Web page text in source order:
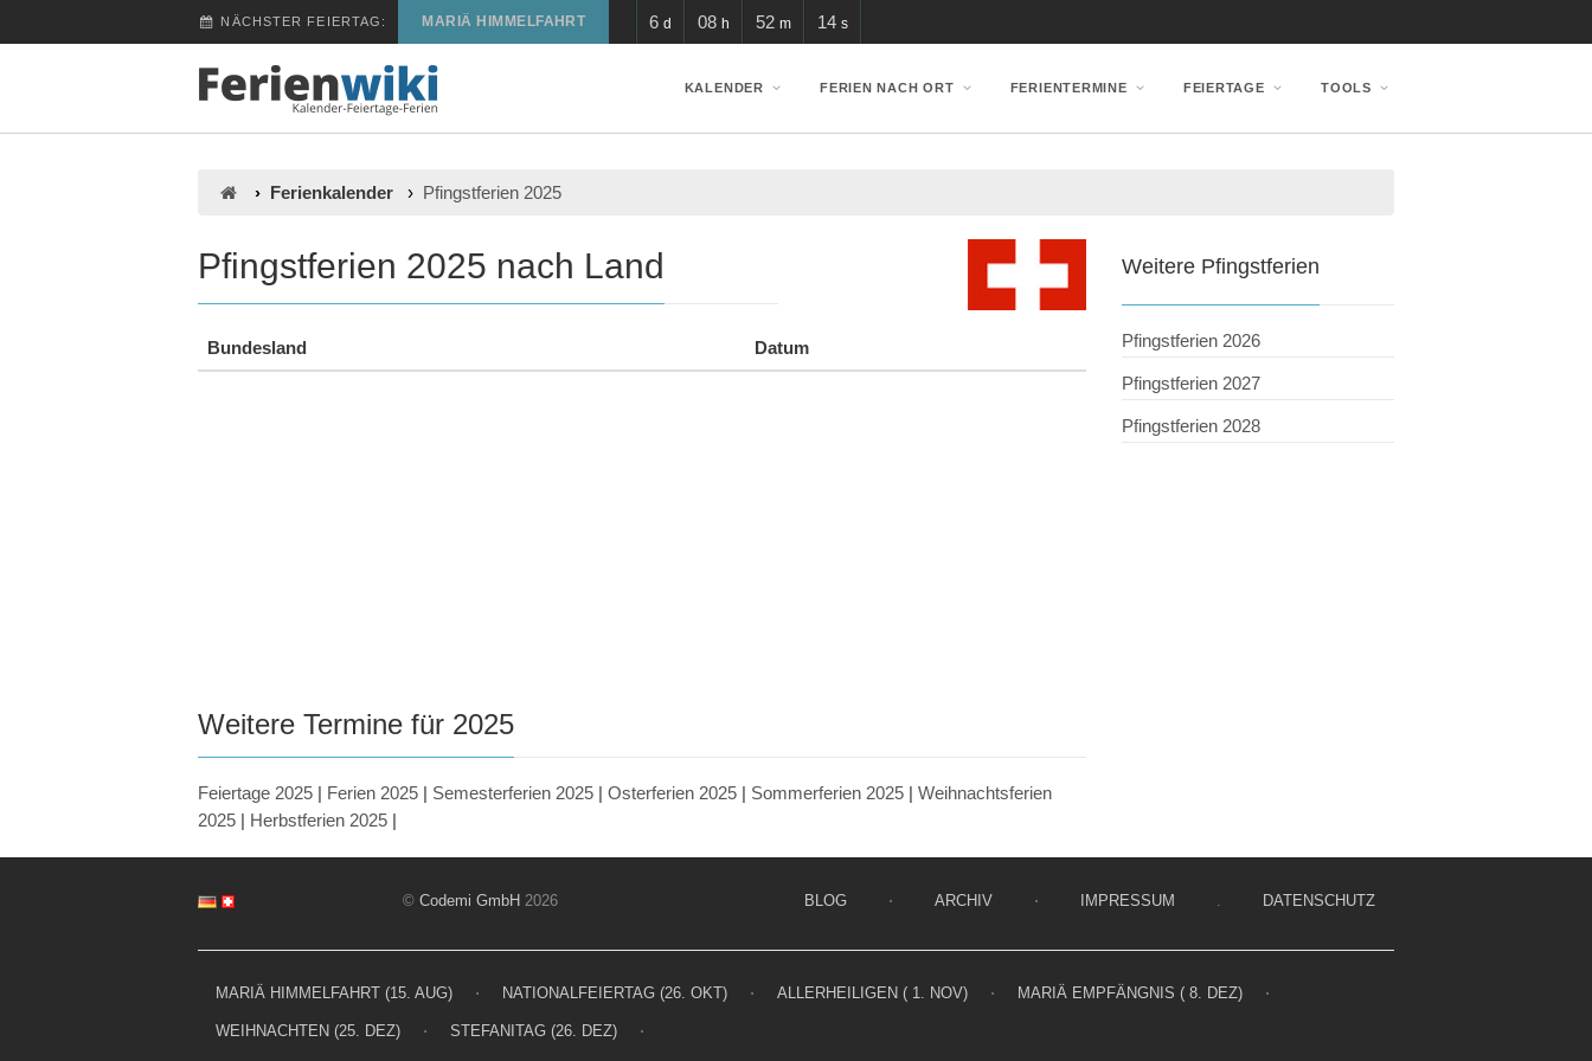
NÄCHSTER FEIERTAG: MARIÄ HIMMELFAHRT 6 d 08 h 52 m 14 s
KALENDER FERIEN NACH ORT FERIENTERMINE FEIERTAGE TOOLS
Ferienkalender Pfingstferien 2025
Pfingstferien 2025 nach Land
Bundesland Datum
Weitere Termine für 2025
Feiertage 2025 | Ferien 2025 | Semesterferien 2025 | Osterferien 2025 | Sommerferien 2025 | Weihnachtsferien
2025 | Herbstferien 2025 |
Weitere Pfingstferien
Pfingstferien 2026
Pfingstferien 2027
Pfingstferien 2028
©Codemi GmbH 2026 BLOG ⋅ ARCHIV ⋅ IMPRESSUM . DATENSCHUTZ
MARIÄ HIMMELFAHRT (15. AUG) ⋅ NATIONALFEIERTAG (26. OKT) ⋅ ALLERHEILIGEN ( 1. NOV) ⋅ MARIÄ EMPFÄNGNIS ( 8. DEZ) ⋅
WEIHNACHTEN (25. DEZ) ⋅ STEFANITAG (26. DEZ) ⋅